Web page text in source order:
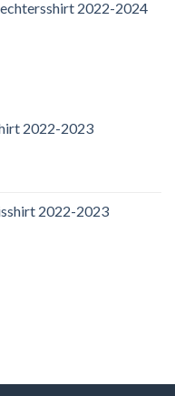
2022-2024
2022-2023
2022-2023